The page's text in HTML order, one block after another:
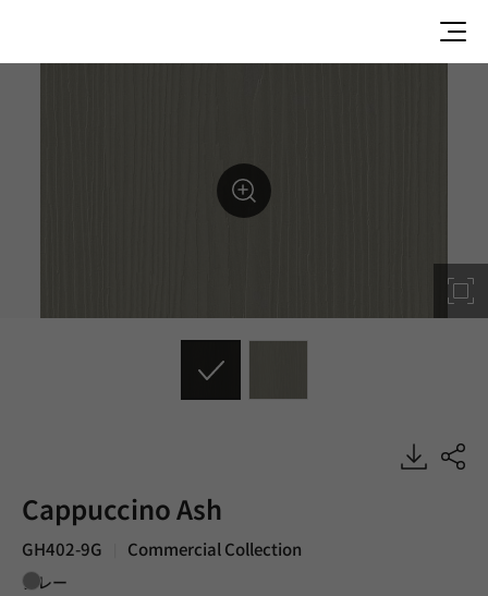
Cappuccino Ash
GH402-9G Commercial Collection
グレー